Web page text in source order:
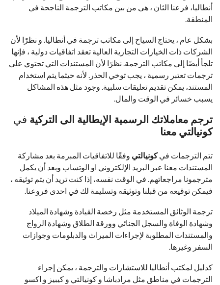
أنطاليا، فرعنا الثان ، هي من بين مكاتب الترجمة الناجحة في
المنطقة.
بشكل عام ، يحتاج السياح إلى مكاتب ترجمة في أنطاليا. و نظرًا لأن
الشركات ذات الخيارات التجارية العالية تعقد اتفاقيات دولية ، فإنها
تلجأ أيضًا إلى مكاتب الترجمة. نظرًا لأن المستندات التي تحتوي على
ترجمات تعتبر رسمية ، يجب توخي الحذر. لأنه حيثما يتم استخدام
المستند، يمكن تقديم تعليقات سلبية. وجود مثل هذه المشاكل
يسبب خسائر في الوقت والمال.
ترجم معاملاتك الرسمية الإيطالية الى التركية في
كونيالتي معنا
تتم الترجمات فيكونيالتي وفقًا للاتفاقيات المبرمة بعد مشاركة
المستندات معنا عبر البريد الإلكتروني او الوتساب وبعد أن يكمل
مترجمونا مراجعاتهم. في الوقت نفسه، إذا كنت تريد أن يتم توثيقه ،
فيمكن توقيعه من قبلنا وتوثيقه وتسليمة لك في احدى فروعنا.
ترجمة الوثائق المستخدمة مثل رخصة القيادة وشهادة الميلاد
وشهادة الوفاة والسجل الجنائي وورقة الطلاق وشهادة الزواج
والمستندات المطلوبة لإجراءات الميراث والدبلومات وجوازات
السفر وغيرها.
كدليل لمكتب أنطاليا للاستشارات والترجمة ، يمكن إجراء
الترجمات في مناطق مثل مرادباشا و كونيالتي و كيبيز و اكسو